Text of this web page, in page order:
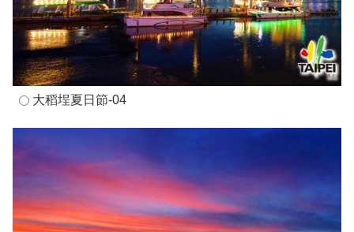
大稻埕夏日節-04